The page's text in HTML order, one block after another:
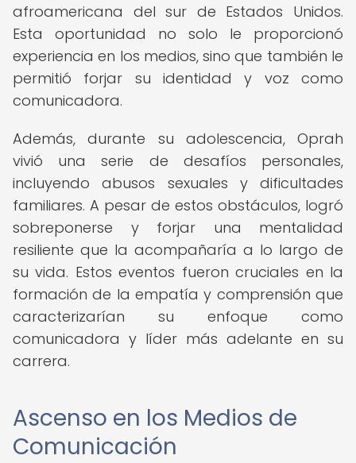
afroamericana del sur de Estados Unidos.
Esta oportunidad no solo le proporcionó
experiencia en los medios, sino que también le
permitió forjar su identidad y voz como
comunicadora.
Además, durante su adolescencia, Oprah
vivió una serie de desafíos personales,
incluyendo abusos sexuales y dificultades
familiares. A pesar de estos obstáculos, logró
sobreponerse y forjar una mentalidad
resiliente que la acompañaría a lo largo de
su vida. Estos eventos fueron cruciales en la
formación de la empatía y comprensión que
caracterizarían su enfoque como
comunicadora y líder más adelante en su
carrera.
Ascenso en los Medios de
Comunicación